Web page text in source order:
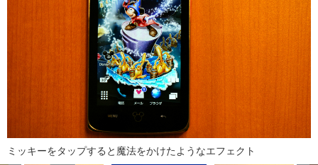
ミッキーをタップすると魔法をかけたようなエフェクト